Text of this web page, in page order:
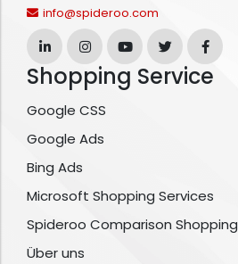
info@spideroo.com
Shopping Service
Google CSS
Google Ads
Bing Ads
Microsoft Shopping Services
Spideroo Comparison Shopping
Über uns